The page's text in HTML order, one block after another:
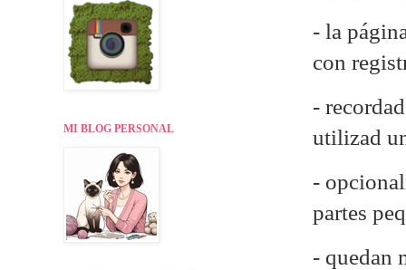
- la
con
-
utilizad
-
partes
- quedan
MI BLOG PERSONAL